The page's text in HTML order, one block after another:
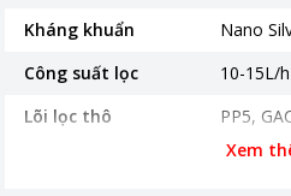
Kháng khuẩn
Nano
Công suất lọc
10-15L/h
Lõi lọc thô
PP5,
RO 75
Xem